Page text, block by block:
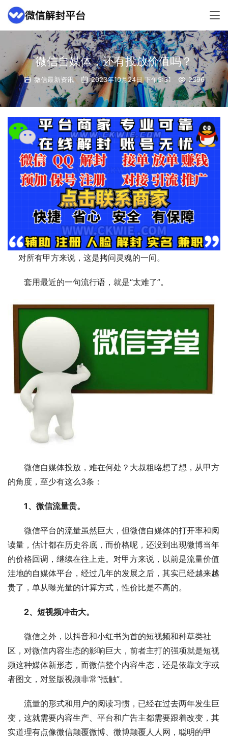
微信自媒体，还有投放价值吗？
微信最新资讯 2023年10月24日 下午5:31 2396
对所有甲方来说，这是拷问灵魂的一问。
套用最近的一句流行语，就是“太难了”。
微信自媒体投放，难在何处？大叔粗略想了想，从甲方
的角度，至少有这么3条：
1、微信流量贵。
微信平台的流量虽然巨大，但微信自媒体的打开率和阅
读量，估计都在历史谷底，而价格呢，还没到出现微博当年
的价格回调，继续在往上走。对甲方来说，以前是流量价值
洼地的自媒体平台，经过几年的发展之后，其实已经越来越
贵了，单从曝光量的计算方式，性价比是不高的。
2、短视频冲击大。
微信之外，以抖音和小红书为首的短视频和种草类社
区，对微信内容生态的影响巨大，前者主打的强项就是短视
频这种媒体新形态，而微信整个内容生态，还是依靠文字或
者图文，对竖版视频非常“抵触”。
流量的形式和用户的阅读习惯，已经在过去两年发生巨
变，这就需要内容生产、平台和广告主都需要跟着改变，其
实道理有点像微信颠覆微博、微博颠覆人人网，聪明的甲